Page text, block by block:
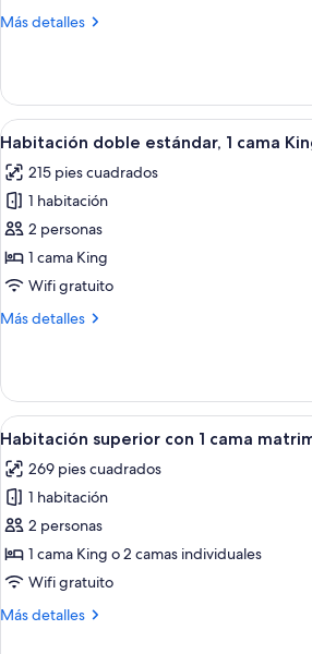
cama
Más detalles
Más
estándar,
cama
size
Abrir
todas
las
fotos
de
Habitación
doble
1
size
9
Habitación doble estándar, 1 cama
215 pies cuadrados
1 habitación
2 personas
1 cama King
Wifi gratuito
Más detalles
Más
doble
estándar,
1
King
size
Abrir
todas
las
fotos
de
Habitación
superior
1
6
Habitación superior con 1 cama
269 pies cuadrados
1 habitación
2 personas
1 cama King o 2 camas individuales
Wifi gratuito
Más detalles
Más